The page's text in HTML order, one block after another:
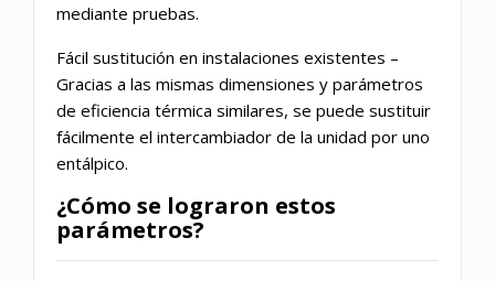
mediante pruebas.
Fácil sustitución en instalaciones existentes –
Gracias a las mismas dimensiones y parámetros
de eficiencia térmica similares, se puede sustituir
fácilmente el intercambiador de la unidad por uno
entálpico.
¿Cómo se lograron estos
parámetros?